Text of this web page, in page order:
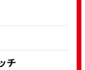
チ